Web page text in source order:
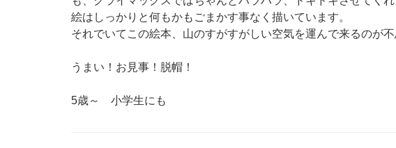
絵はしっかりと何もかもごまかす事なく描いています。
それでいてこの絵本、山のすがすがしい空気を運んで来るのが不
うまい！お見事！脱帽！
5歳～ 小学生にも